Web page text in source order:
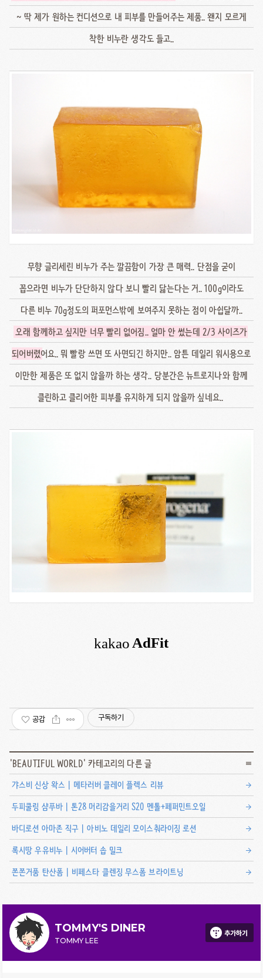
~ 딱 제가 원하는 컨디션으로 내 피부를 만들어주는 제품.. 왠지 모르게
착한 비누란 생각도 들고..
무향 글리세린 비누가 주는 깔끔함이 가장 큰 매력.. 단점을 굳이
꼽으라면 비누가 단단하지 않다 보니 빨리 닳는다는 거.. 100g이라도
다른 비누 70g정도의 퍼포먼스밖에 보여주지 못하는 점이 아쉽달까..
오래 함께하고 싶지만 너무 빨리 없어짐.. 얼마 안 썼는데 2/3 사이즈가
되어버렸어요.. 뭐 빨랑 쓰면 또 사면되긴 하지만.. 암튼 데일리 워시용으로
이만한 제품은 또 없지 않을까 하는 생각.. 당분간은 뉴트로지나와 함께
클린하고 클리어한 피부를 유지하게 되지 않을까 싶네요..
공감 구독하기
'BEAUTIFUL WORLD' 카테고리의 다른 글
갸스비 신상 왁스 | 메타러버 클레이 플렉스 리뷰
두피쿨링 샴푸바 | 톤28 머리감을거리 S20 멘톨+페퍼민트오일
바디로션 아마존 직구 | 아비노 데일리 모이스춰라이징 로션
록시땅 우유비누 | 시어버터 솝 밀크
쫀쫀거품 탄산폼 | 비페스타 클렌징 무스폼 브라이트닝
TOMMY'S DINER
TOMMY LEE
추가하기